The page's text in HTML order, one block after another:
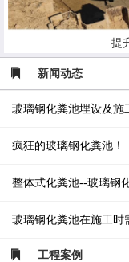
提
新闻动态
玻璃钢化粪池埋设及施
疯狂的玻璃钢化粪池！
整体式化粪池--玻璃钢
玻璃钢化粪池在施工时
工程案例